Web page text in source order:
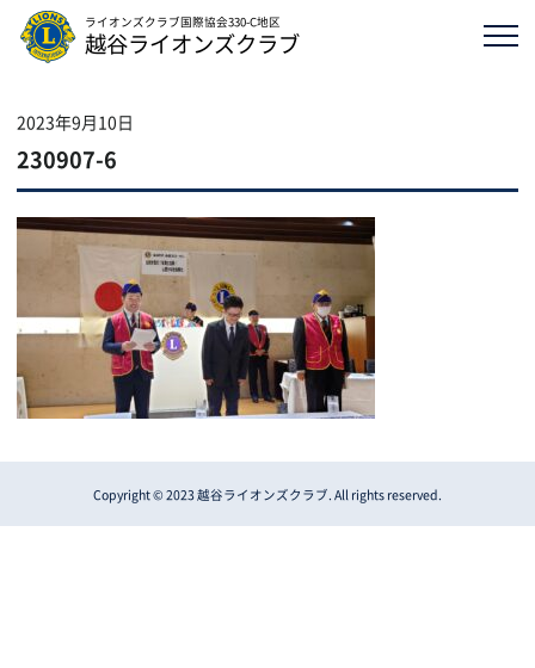
ライオンズクラブ国際協会330-C地区
越谷ライオンズクラブ
2023年9月10日
230907-6
Copyright © 2023 越谷ライオンズクラブ. All rights reserved.